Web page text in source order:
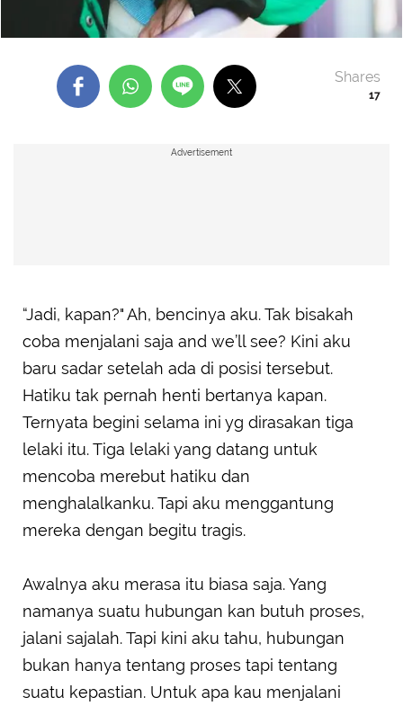
17
Shares
Advertisement
“Jadi, kapan?" Ah, bencinya aku. Tak bisakah
coba menjalani saja and we’ll see? Kini aku
baru sadar setelah ada di posisi tersebut.
Hatiku tak pernah henti bertanya kapan.
Ternyata begini selama ini yg dirasakan tiga
lelaki itu. Tiga lelaki yang datang untuk
mencoba merebut hatiku dan
menghalalkanku. Tapi aku menggantung
mereka dengan begitu tragis.
Awalnya aku merasa itu biasa saja. Yang
namanya suatu hubungan kan butuh proses,
jalani sajalah. Tapi kini aku tahu, hubungan
bukan hanya tentang proses tapi tentang
suatu kepastian. Untuk apa kau menjalani